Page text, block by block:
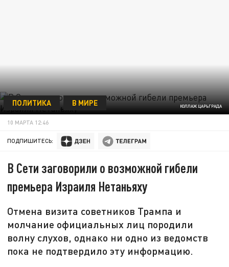
КОЛЛАЖ ЦАРЬГРАДА
ПОЛИТИКА В МИРЕ
10 МАРТА 12:46
ПОДПИШИТЕСЬ:
В Сети заговорили о возможной гибели
премьера Израиля Нетаньяху
Отмена визита советников Трампа и
молчание официальных лиц породили
волну слухов, однако ни одно из ведомств
пока не подтвердило эту информацию.